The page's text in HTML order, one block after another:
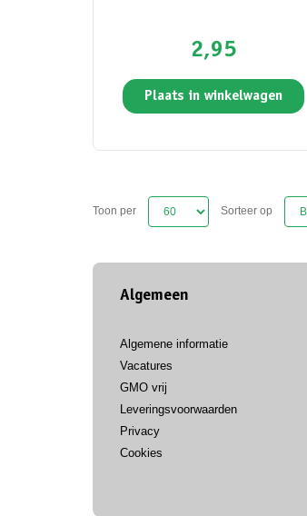
2,95
Plaats in winkelwagen
Toon per Sorteer op
Algemeen
Algemene informatie
Vacatures
GMO vrij
Leveringsvoorwaarden
Privacy
Cookies